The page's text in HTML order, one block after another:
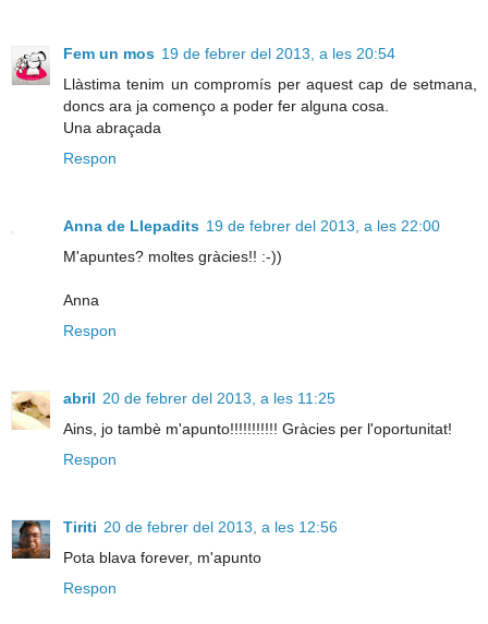
Fem un mos 19 de febrer del 2013, a les 20:54
Llàstima tenim un compromís per aquest cap de setmana,
doncs ara ja començo a poder fer alguna cosa.
Una abraçada
Respon
Anna de Llepadits 19 de febrer del 2013, a les 22:00
M'apuntes? moltes gràcies!! :-))
Anna
Respon
abril 20 de febrer del 2013, a les 11:25
Ains, jo tambè m'apunto!!!!!!!!!!! Gràcies per l'oportunitat!
Respon
Tiriti 20 de febrer del 2013, a les 12:56
Pota blava forever, m'apunto
Respon